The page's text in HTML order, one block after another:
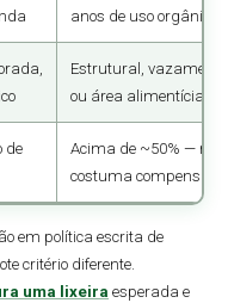
anos de uso orgânico
Estrutural,
ou área alimentícia
de
Acima de ~50% —
costuma compensar
em política escrita de
critério diferente.
uma lixeira esperada e